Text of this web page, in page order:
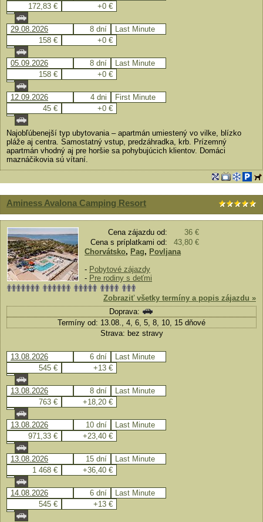
172,83 €
+0 €
29.08.2026 8 dní
Last Minute
158 €
+0 €
05.09.2026 8 dní
Last Minute
158 €
+0 €
12.09.2026 4 dni
First Minute
45 €
+0 €
Najobľúbenejší typ ubytovania – apartmán umiestený vo vilke, blízko
pláže aj centra. Samostatný vstup, predzáhradka, krb. Prízemný
apartmán vhodný aj pre horšie sa pohybujúcich klientov. Domáci
maznáčikovia sú vítaní.
Aminess Avalona Camping Resort
Cena zájazdu od:
36 €
Cena s príplatkami od:
43,80 €
Chorvátsko, Pag, Povljana
- Pobytové zájazdy
- Pre rodiny s deťmi
Zobraziť všetky termíny a popis zájazdu »
Doprava:
Termíny od: 13.08., 4, 6, 5, 8, 10, 15 dňové
Strava: bez stravy
13.08.2026 6 dní
Last Minute
545 €
+13 €
13.08.2026 8 dní
Last Minute
763 €
+18,20 €
13.08.2026 10 dní
Last Minute
971,33 €
+23,40 €
13.08.2026 15 dní
Last Minute
1 468 €
+36,40 €
14.08.2026 6 dní
Last Minute
545 €
+13 €